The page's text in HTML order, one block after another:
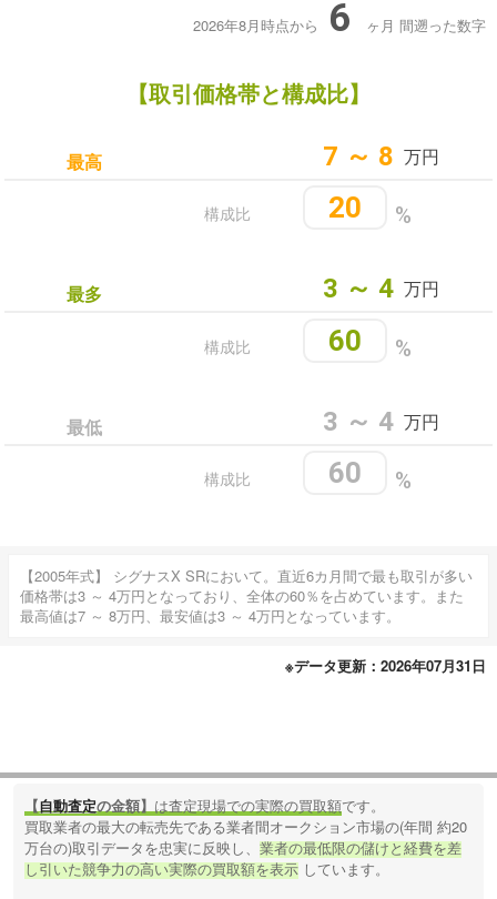
2026年8月時点から 6 ヶ月 間遡った数字
【取引価格帯と構成比】
最高 7 ～ 8 万円
%
20
構成比
最多 3 ～ 4 万円
%
60
構成比
最低 3 ～ 4 万円
%
60
構成比
【2005年式】 シグナスX SRにおいて。直近6カ月間で最も取引が多い
価格帯は3 ～ 4万円となっており、全体の60％を占めています。また
最高値は7 ～ 8万円、最安値は3 ～ 4万円となっています。
※データ更新：2026年07月31日
【自動査定の金額】 は査定現場での実際の買取額です。
買取業者の最大の転売先である業者間オークション市場の(年間 約20
万台の)取引データを忠実に反映し、業者の最低限の儲けと経費を差
し引いた競争力の高い実際の買取額を表示 しています。